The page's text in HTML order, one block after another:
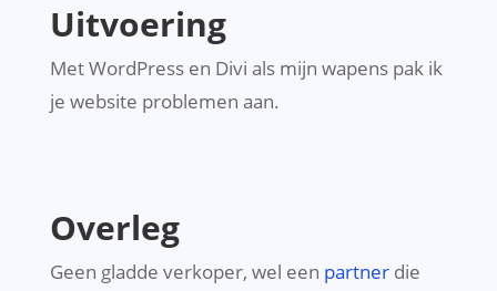
Uitvoering
Met WordPress en Divi als mijn wapens pak ik
je website problemen aan.
Overleg
Geen gladde verkoper, wel een partnerdie